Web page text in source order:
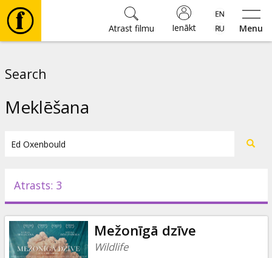
Menu
Ienākt
Atrast filmu
Pasākumi
Ziņas
Search
Meklēšana
Atrasts: 3
Mežonīgā dzīve
Wildlife